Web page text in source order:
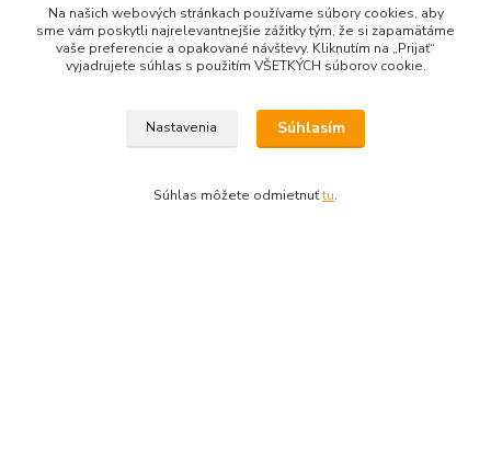
Ochrana súkromia
Kontakty
Na našich webových stránkach používame súbory cookies, aby
sme vám poskytli najrelevantnejšie zážitky tým, že si zapamätáme
vaše preferencie a opakované návštevy. Kliknutím na „Prijať“
vyjadrujete súhlas s použitím VŠETKÝCH súborov cookie.
Nastavenia Súhlasím
Súhlas môžete odmietnuťtu.